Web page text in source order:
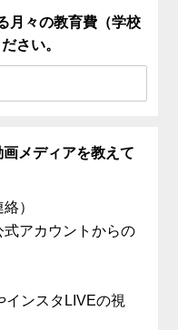
月々の教育費（学校
さい。
メディアを教えて
）
式アカウントからの
インスタLIVEの視